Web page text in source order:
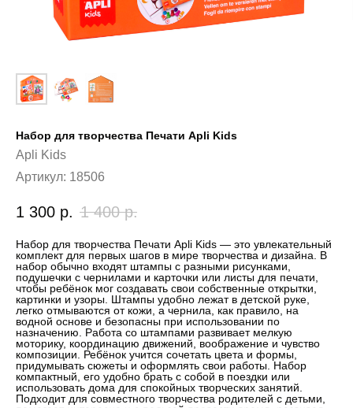
Набор для творчества Печати Apli Kids
Apli Kids
Артикул: 18506
1 300 р. 1 400 р.
Набор для творчества Печати Apli Kids — это увлекательный
комплект для первых шагов в мире творчества и дизайна. В
набор обычно входят штампы с разными рисунками,
подушечки с чернилами и карточки или листы для печати,
чтобы ребёнок мог создавать свои собственные открытки,
картинки и узоры. Штампы удобно лежат в детской руке,
легко отмываются от кожи, а чернила, как правило, на
водной основе и безопасны при использовании по
назначению. Работа со штампами развивает мелкую
моторику, координацию движений, воображение и чувство
композиции. Ребёнок учится сочетать цвета и формы,
придумывать сюжеты и оформлять свои работы. Набор
компактный, его удобно брать с собой в поездки или
использовать дома для спокойных творческих занятий.
Подходит для совместного творчества родителей с детьми,